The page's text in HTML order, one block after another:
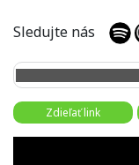
Sledujte nás
Zdieľať link